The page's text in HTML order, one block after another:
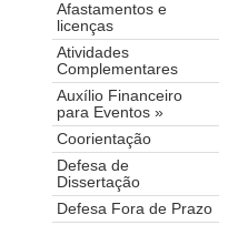
Afastamentos e
licenças
Atividades
Complementares
Auxílio Financeiro
para Eventos »
Coorientação
Defesa de
Dissertação
Defesa Fora de Prazo